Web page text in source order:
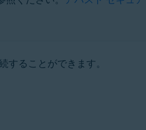
ることができます。